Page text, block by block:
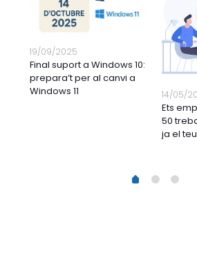
19/09/2025
Final suport a Windows 10:
prepara’t per al canvi a
Windows 11
14/05/
Ets
50
ja el teu
0 1 2